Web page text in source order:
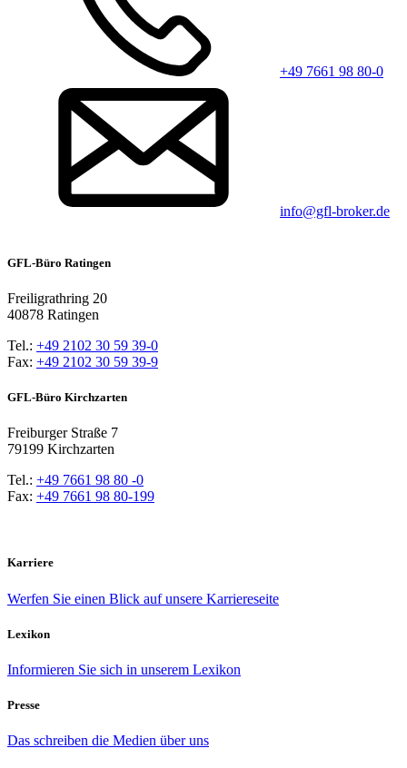
+49 7661 98 80-0
info@gfl-broker.de
GFL-Büro Ratingen
Freiligrathring 20
40878 Ratingen
Tel.: +49 2102 30 59 39-0
Fax: +49 2102 30 59 39-9
GFL-Büro Kirchzarten
Freiburger Straße 7
79199 Kirchzarten
Tel.: +49 7661 98 80 -0
Fax: +49 7661 98 80-199
Karriere
Werfen Sie einen Blick auf unsere Karriereseite
Lexikon
Informieren Sie sich in unserem Lexikon
Presse
Das schreiben die Medien über uns